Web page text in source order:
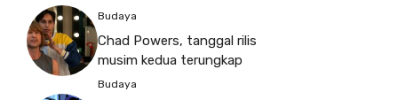
Budaya
Chad Powers, tanggal rilis
musim kedua terungkap
Budaya